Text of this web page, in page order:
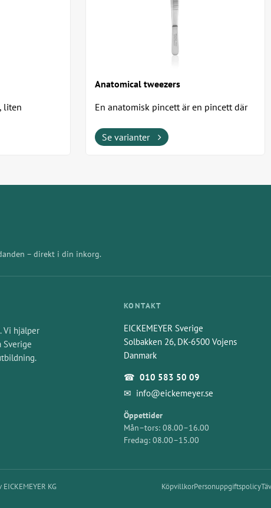
liten
Anatomical tweezers
En anatomisk pincett är en pincett där
och är lämplig för att...
Se varianter
– direkt i din inkorg.
Vi hjälper
KONTAKT
EICKEMEYER Sverige
Solbakken 26, DK-6500 Vojens
Danmark
☎ 010 583 50 09
✉ info@eickemeyer.se
Öppettider
Mån–tors: 08.00–16.00
Fredag: 08.00–15.00
KG KöpvillkorPersonuppgiftspolicy